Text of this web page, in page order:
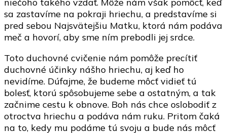
sa zastavíme na pokraji hriechu, a predstavíme si
pred sebou Najsvätejšiu Matku, ktorá nám podáva
meč a hovorí, aby sme ním prebodli jej srdce.
Toto duchovné cvičenie nám pomôže precítiť
duchovné účinky nášho hriechu, aj keď ho
nevidíme. Dúfajme, že budeme môcť vidieť tú
bolesť, ktorú spôsobujeme sebe a ostatným, a tak
začnime cestu k obnove. Boh nás chce oslobodiť z
otroctva hriechu a podáva nám ruku. Pritom čaká
na to, kedy mu podáme tú svoju a bude nás môcť